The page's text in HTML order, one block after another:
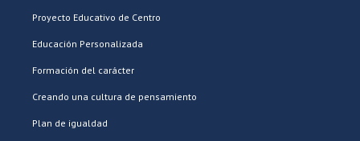
Proyecto Educativo de Centro
Educación Personalizada
Formación del carácter
Creando una cultura de pensamiento
Plan de igualdad